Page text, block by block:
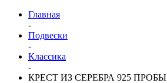
Главная
-
Подвески
-
Классика
-
КРЕСТ ИЗ СЕРЕБРА 925 ПРОБЫ